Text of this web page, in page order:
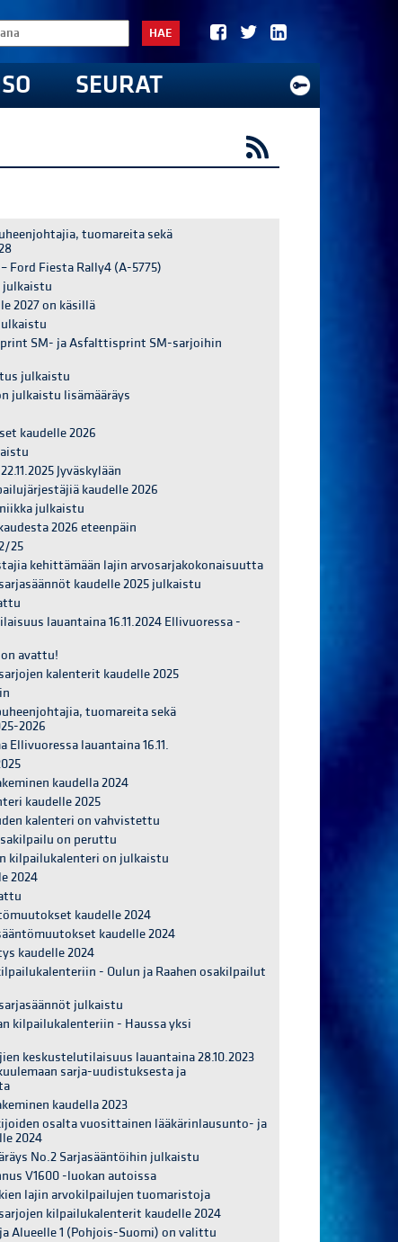
HAE
SEURAT
tuomareita sekä
Ford Fiesta Rally4 (A-5775)
2027 on käsillä
SM- ja Asfalttisprint SM-sarjoihin
julkaistu
julkaistu lisämääräys
kaudelle 2026
Jyväskylään
kaudelle 2026
julkaistu
2026 eteenpäin
25
kehittämään lajin arvosarjakokonaisuutta
kaudelle 2025 julkaistu
lauantaina 16.11.2024 Ellivuoressa -
avattu!
kalenterit kaudelle 2025
tuomareita sekä
2026
lauantaina 16.11.
kaudella 2024
kaudelle 2025
kalenteri on vahvistettu
on peruttu
kilpailukalenteri on julkaistu
2024
kaudelle 2024
kaudelle 2024
kaudelle 2024
- Oulun ja Raahen osakilpailut
julkaistu
kilpailukalenteriin - Haussa yksi
keskustelutilaisuus lauantaina 28.10.2023
sarja-uudistuksesta ja
kaudella 2023
osalta vuosittainen lääkärinlausunto- ja
2024
No.2 Sarjasääntöihin julkaistu
V1600 -luokan autoissa
lajin arvokilpailujen tuomaristoja
kilpailukalenterit kaudelle 2024
Alueelle 1 (Pohjois-Suomi) on valittu